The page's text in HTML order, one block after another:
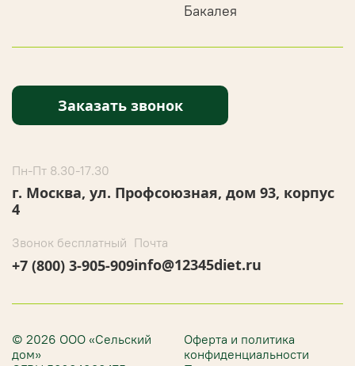
Бакалея
Заказать звонок
Пн-Пт 8.30-17.30
г. Москва, ул. Профсоюзная, дом 93, корпус
4
Звонок бесплатный
+7 (800) 3-905-909
Почта
info@12345diet.ru
© 2026 ООО «Сельский
дом»
Оферта и политика
конфиденциальности